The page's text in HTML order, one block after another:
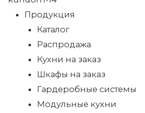
Продукция
Каталог
Распродажа
Кухни на заказ
Шкафы на заказ
Гардеробные системы
Модульные кухни